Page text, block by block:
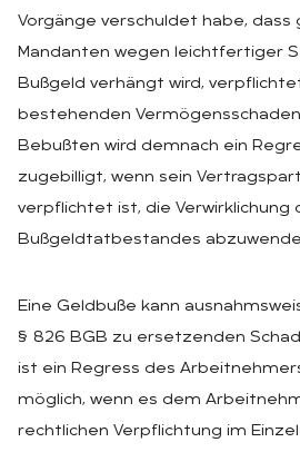
Vorgänge verschuldet habe, dass
Mandanten wegen leichtfertiger
Bußgeld verhängt wird,
bestehenden
Bebußten wird demnach ein
zugebilligt, wenn sein
verpflichtet ist, die Verwirklichung
Bußgeldtatbestandes
Eine Geldbuße kann
§ 826 BGB zu ersetzenden
ist ein Regress des
möglich, wenn es dem
rechtlichen Verpflichtung im